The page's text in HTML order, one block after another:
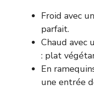
Froid avec
parfait.
Chaud avec
: plat
En
une entrée